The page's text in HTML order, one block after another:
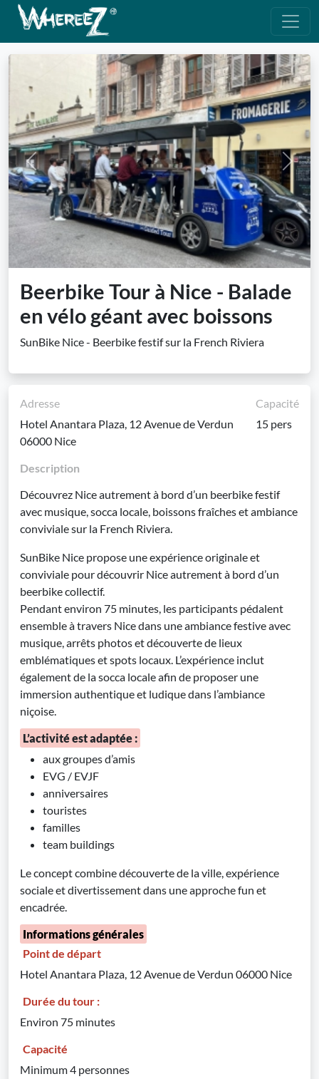
Previous Next
Beerbike Tour à Nice - Balade
en vélo géant avec boissons
SunBike Nice - Beerbike festif sur la French Riviera
Adresse
Hotel Anantara Plaza, 12 Avenue de Verdun
06000 Nice
Capacité
15 pers
Description
Découvrez Nice autrement à bord d’un beerbike festif
avec musique, socca locale, boissons fraîches et ambiance
conviviale sur la French Riviera.
SunBike Nice propose une expérience originale et
conviviale pour découvrir Nice autrement à bord d’un
beerbike collectif.
Pendant environ 75 minutes, les participants pédalent
ensemble à travers Nice dans une ambiance festive avec
musique, arrêts photos et découverte de lieux
emblématiques et spots locaux. L’expérience inclut
également de la socca locale afin de proposer une
immersion authentique et ludique dans l’ambiance
niçoise.
L’activité est adaptée :
aux groupes d’amis
EVG / EVJF
anniversaires
touristes
familles
team buildings
Le concept combine découverte de la ville, expérience
sociale et divertissement dans une approche fun et
encadrée.
Informations générales
Point de départ
Hotel Anantara Plaza, 12 Avenue de Verdun 06000 Nice
Durée du tour :
Environ 75 minutes
Capacité
Minimum 4 personnes